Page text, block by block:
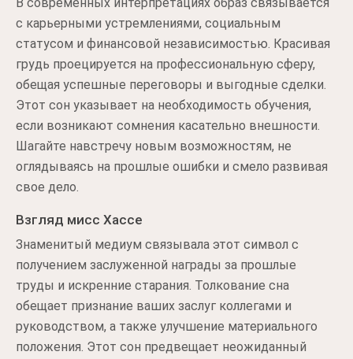
с карьерными устремлениями, социальным
статусом и финансовой независимостью. Красивая
грудь проецируется на профессиональную сферу,
обещая успешные переговоры и выгодные сделки.
Этот сон указывает на необходимость обучения,
если возникают сомнения касательно внешности.
Шагайте навстречу новым возможностям, не
оглядываясь на прошлые ошибки и смело развивая
свое дело.
Взгляд мисс Хассе
Знаменитый медиум связывала этот символ с
получением заслуженной награды за прошлые
труды и искренние старания. Толкование сна
обещает признание ваших заслуг коллегами и
руководством, а также улучшение материального
положения. Этот сон предвещает неожиданный